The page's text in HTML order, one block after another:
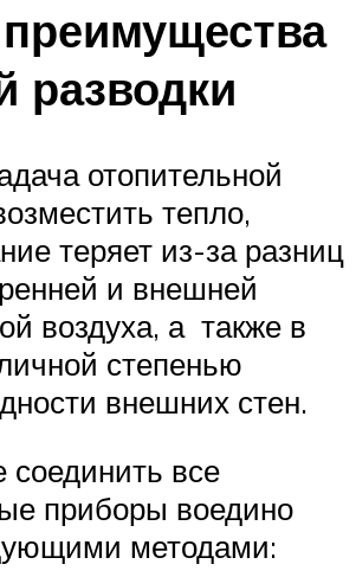
разводки
отопительной
тепло,
теряет из-за разниц
и внешней
воздуха, а также в
степенью
внешних стен.
соединить все
приборы воедино
методами: